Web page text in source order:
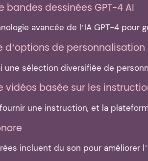
bandes dessinées GPT-4 AI
avancée de l’IA GPT-4
d’options de personnalisation
une sélection diversifiée de
vidéos basée sur les
une instruction, et la
incluent du son pour améliorer